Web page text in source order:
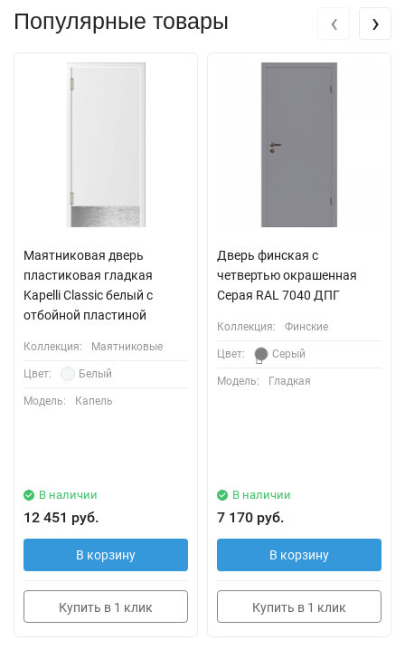
Популярные товары
Маятниковая дверь
пластиковая гладкая
Kapelli Classic белый с
отбойной пластиной
Коллекция: Маятниковые
Цвет: Белый
Модель: Капель
В наличии
12 451 руб.
В корзину
Купить в 1 клик
Дверь финская с
четвертью окрашенная
Серая RAL 7040 ДПГ
Коллекция: Финские
Цвет: Серый
Модель: Гладкая
В наличии
7 170 руб.
В корзину
Купить в 1 клик
‹ ›